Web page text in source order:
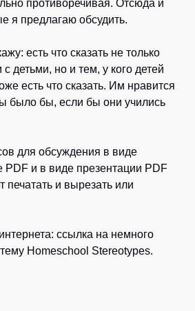
противоречивая. Отсюда и
я предлагаю обсудить.
есть что сказать не только
детьми, но и тем, у кого детей
есть что сказать. Им нравится
было бы, если бы они учились
для обсуждения в виде
PDF и в виде презентации PDF
печатать и вырезать или
ссылка на немного
Homeschool Stereotypes.